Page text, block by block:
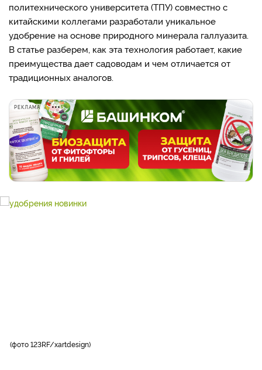
политехнического университета (ТПУ) совместно с
китайскими коллегами разработали уникальное
удобрение на основе природного минерала галлуазита.
В статье разберем, как эта технология работает, какие
преимущества дает садоводам и чем отличается от
традиционных аналогов.
РЕКЛАМА
фото 123RF/xartdesign